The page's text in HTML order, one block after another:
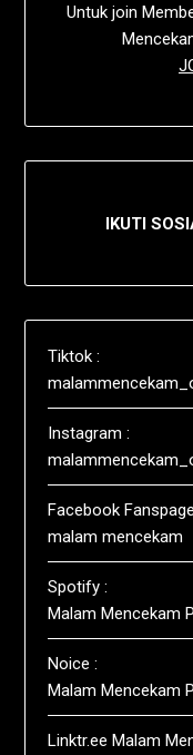
Untuk join
IKUTI
Tiktok :
Instagram :
Facebook
malam mencekam
Spotify :
Malam Mencekam
Noice :
Malam Mencekam
Linktr.ee Malam